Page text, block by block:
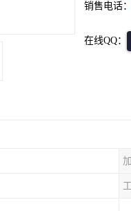
销售电话：
在线QQ：